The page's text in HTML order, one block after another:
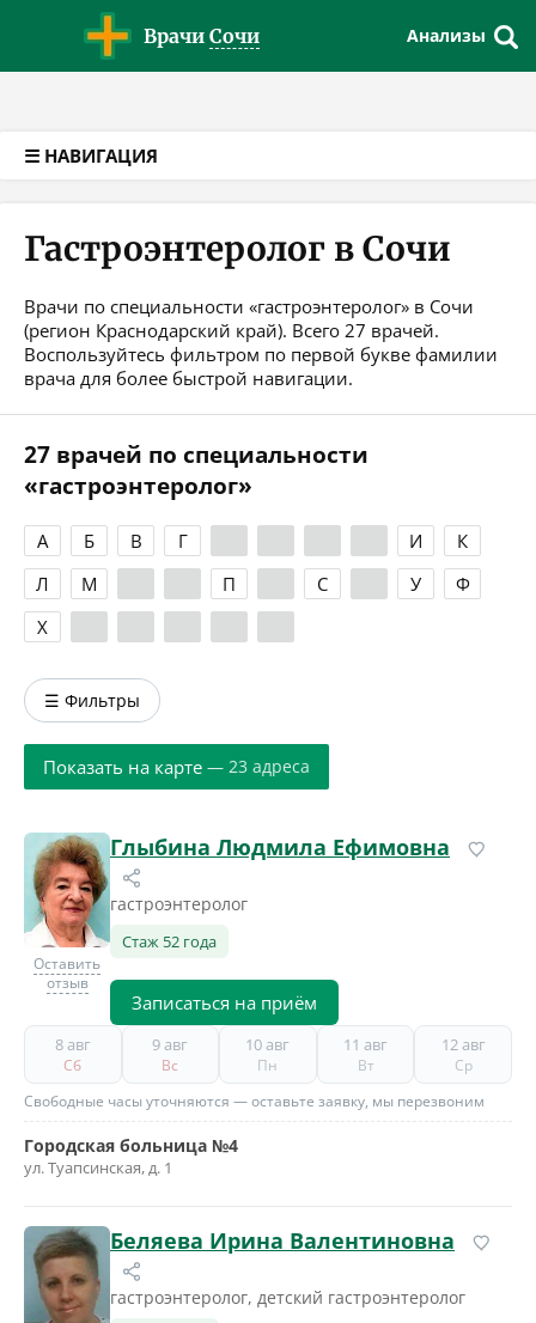
Врачи Сочи Анализы
☰ НАВИГАЦИЯ
Гастроэнтеролог в Сочи
Врачи по специальности «гастроэнтеролог» в Сочи
(регион Краснодарский край). Всего 27 врачей.
Воспользуйтесь фильтром по первой букве фамилии
врача для более быстрой навигации.
27 врачей по специальности
«гастроэнтеролог»
А Б В Г И
К
Л
М П С У
Ф
Х
☰ Фильтры
Показать на карте — 23 адреса
Оставить
отзыв
Глыбина Людмила Ефимовна
гастроэнтеролог
Стаж 52 года
Записаться на приём
8 авг
Сб
9 авг
Вс
10 авг
Пн
11 авг
Вт
12 авг
Ср
Свободные часы уточняются — оставьте заявку, мы перезвоним
Городская больница №4
ул. Туапсинская, д. 1
Беляева Ирина Валентиновна
гастроэнтеролог, детский гастроэнтеролог